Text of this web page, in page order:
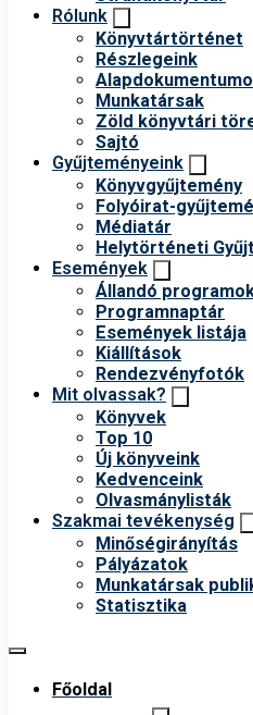
Rólunk
Könyvtártörténet
Részlegeink
Munkatársak
Zöld könyvtári
Sajtó
Gyűjteményeink
Könyvgyűjtemény
Folyóirat-
Médiatár
Helytörténeti
Események
Állandó
Programnaptár
Események listája
Kiállítások
Rendezvényfotók
Mit olvassak?
Könyvek
Top 10
Új könyveink
Kedvenceink
Olvasmánylisták
Szakmai tevékenység
Minőségirányítás
Pályázatok
Munkatársak
Statisztika
Főoldal